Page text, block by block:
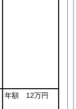
年額 12万円